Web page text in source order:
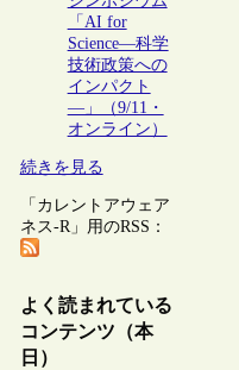
「AI for
Science―科学
技術政策への
インパクト
―」（9/11・
オンライン）
続きを見る
「カレントアウェア
ネス-R」用のRSS：
よく読まれている
コンテンツ（本
日）